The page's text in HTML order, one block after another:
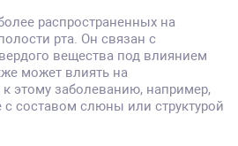
распространенных на
рта. Он связан с
вещества под влиянием
может влиять на
этому заболеванию, например,
составом слюны или структурой